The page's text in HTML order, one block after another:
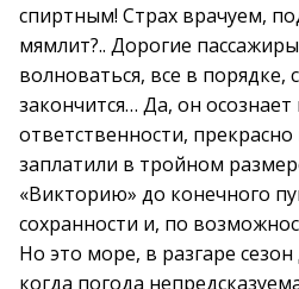
спиртным! Страх врачуем,
мямлит?.. Дорогие
волноваться, все в порядке,
закончится… Да, он
ответственности,
заплатили в тройном
«Викторию» до конечного
сохранности и, по
Но это море, в разгаре
когда погода